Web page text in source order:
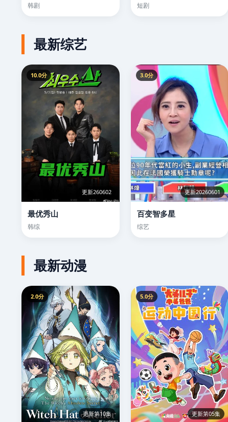
韩剧 短剧
最新综艺
10.0分
更新260602
最优秀山
韩综
3.0分
更新20260601
百变智多星
综艺
最新动漫
2.0分
更新第10集
5.0分
更新第05集